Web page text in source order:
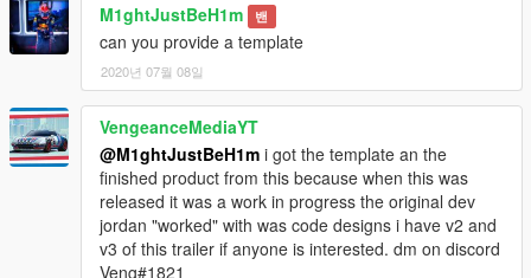
M1ghtJustBeH1m 밴
can you provide a template
2020년 07월 08일
VengeanceMediaYT
@M1ghtJustBeH1m i got the template an the
finished product from this because when this was
released it was a work in progress the original dev
jordan "worked" with was code designs i have v2 and
v3 of this trailer if anyone is interested. dm on discord
Veng#1821